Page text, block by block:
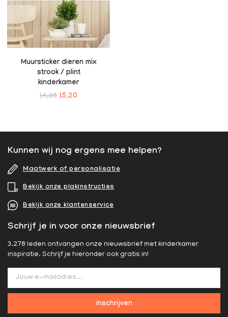
Muursticker dieren mix
strook / plint
kinderkamer
14,95 15,20
Kunnen wij nog ergens mee helpen?
Maatwerk of personalisatie
Bekijk onze plakinstructies
Bekijk onze klantenservice
Schrijf je in voor onze nieuwsbrief
3.278 leden ontvangen onze nieuwsbrief met kinderkamer
inspiratie. Schrijf je hieronder ook gratis in!
inschrijven